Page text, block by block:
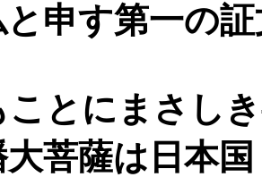
申す第一の
ことにまさし
菩薩は日本